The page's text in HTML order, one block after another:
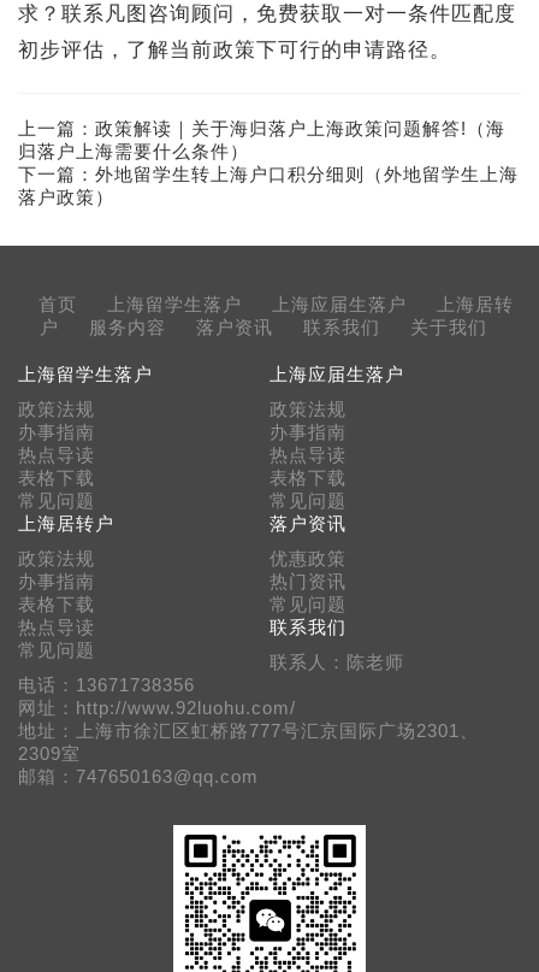
求？联系凡图咨询顾问，免费获取一对一条件匹配度
初步评估，了解当前政策下可行的申请路径。
上一篇： 政策解读｜关于海归落户上海政策问题解答!（海
归落户上海需要什么条件）
下一篇： 外地留学生转上海户口积分细则（外地留学生上海
落户政策）
首页 上海留学生落户 上海应届生落户
上海居转
户
服务内容 落户资讯 联系我们 关于我们
上海留学生落户
政策法规
办事指南
热点导读
表格下载
常见问题
上海应届生落户
政策法规
办事指南
热点导读
表格下载
常见问题
上海居转户
政策法规
办事指南
表格下载
热点导读
常见问题
落户资讯
优惠政策
热门资讯
常见问题
联系我们
联系人：陈老师
电话：13671738356
网址：http://www.92luohu.com/
地址：上海市徐汇区虹桥路777号汇京国际广场2301、
2309室
邮箱：747650163@qq.com